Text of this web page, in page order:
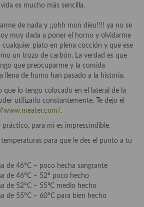
sándwich, emparedados, tostas y
platos
sopas y cremas frías
es mucho más sencilla.
de nada y ¡¡ohh mon dieu!!!! ya no se
muy dada a poner el horno y olvidarme
plato en plena cocción y que ese
un trozo de carbón. La verdad es que
que preocuparme y la comida
llena de humo han pasado a la historia.
que lo tengo colocado en el lateral de la
utilizarlo constantemente. Te dejo el
www.meater.com/.
práctico, para mi es imprescindible.
temperaturas para que le des el punto a tu
de 46ºC – poco hecha sangrante
de 46ºC – 52º poco hecho
de 52ºC – 55ªC medio hecho
de 55ºC – 60ºC para bien hecho